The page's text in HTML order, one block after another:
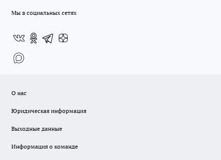
Мы в социальных сетях
О нас
Юридическая информация
Выходные данные
Информация о команде